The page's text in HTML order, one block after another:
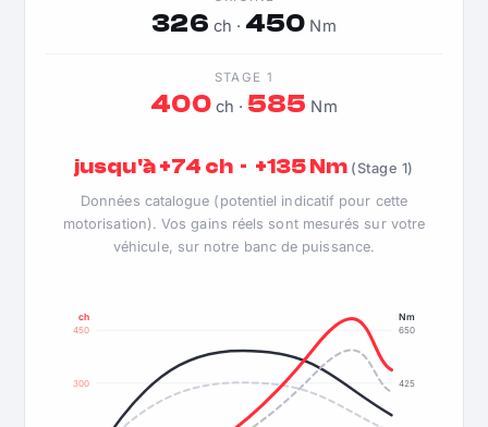
326 ch · 450 Nm
STAGE 1
400ch · 585 Nm
jusqu'à +74 ch · +135 Nm (Stage 1)
Données catalogue (potentiel indicatif pour cette
motorisation). Vos gains réels sont mesurés sur votre
véhicule, sur notre banc de puissance.
300
450
425
650
ch Nm